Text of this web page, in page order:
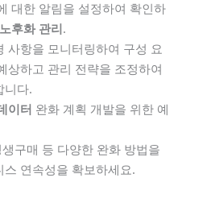
대한 알림을 설정하여 확인하
후화 관리 .
사항을 모니터링하여 구성 요
상하고 관리 전략을 조정하여
니다.
이터 완화 계획 개발을 위한 예
구매 등 다양한 완화 방법을
스 연속성을 확보하세요.